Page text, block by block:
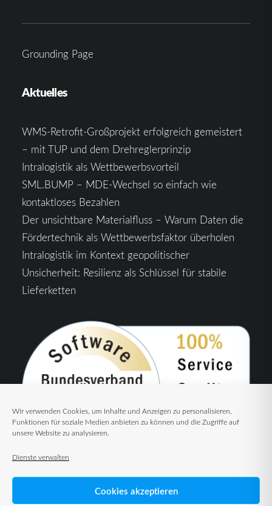
Wir verwenden Cookies, um Inhalte und Anzeigen zu personalisieren,
Funktionen für soziale Medien anbieten zu können und die Zugriffe auf
unsere Website zu analysieren.
Dienste verwalten
Cookies akzeptieren
Grounding Page
Aktuelles
WMS-Retrofit-Großprojekt erfolgreich gemeistert
– mit TUP und dem Drehreglerprinzip
Intralogistik als Wettbewerbsvorteil
SML.BUMP – MDE-Wechsel so einfach wie
kontaktloses Bezahlen
Der unsichtbare Materialfluss – Warum Daten die
Fördertechnik als Wettbewerbsfaktor überholen
Intralogistik im Kontext geopolitischer
Unsicherheit: Resilienz als Schlüssel für stabile
Lieferketten